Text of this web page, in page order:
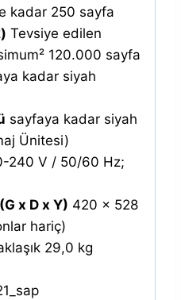
kadar 250 sayfa
Tevsiye edilen
120.000 sayfa
kadar siyah
sayfaya kadar siyah
Ünitesi)
240 V / 50/60 Hz;
x D x Y) 420 x 528
hariç)
29,0 kg